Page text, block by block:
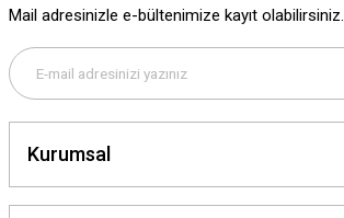
Bu ürüne benzer farklı alternatifler olmalı.
Mail adresinizle e-bültenimize kayıt olabilirsiniz.
Kurumsal